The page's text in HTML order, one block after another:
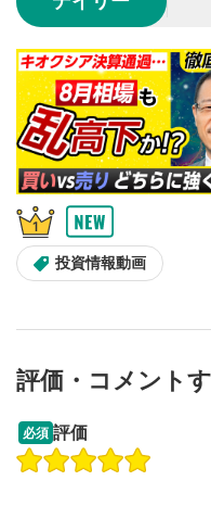
動画が全画面で表示さ
のサイズに戻ります。
投資情報動画
操作説明動画
評価・コメント
必須 評価